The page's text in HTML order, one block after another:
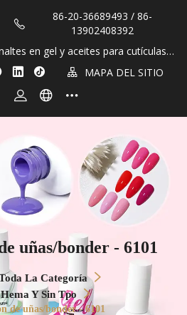
86-20-36689493 / 86-
13902408392
en gel y aceites para cutículas si
y sin TPO!
MAPA DEL SITIO
uñas/bonder - 6101
La Categoría
Y Sin Tpo
de uñas/bonder - 6101